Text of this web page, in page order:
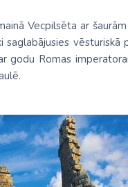
Turcija:
Turcija
Vācija
Vecpilsēta ar
saglabājusies
godu Romas